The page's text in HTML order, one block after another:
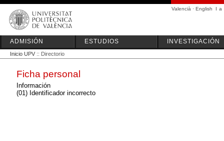
Valencià · English I a
ADMISIÓN ESTUDIOS INVESTIGACIÓN
Inicio UPV :: Directorio
Ficha personal
Información
(01) Identificador incorrecto